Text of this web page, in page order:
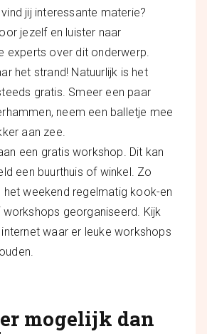
jij interessante materie?
jezelf en luister naar
experts over dit onderwerp.
het strand! Natuurlijk is het
gratis. Smeer een paar
neem een balletje mee
aan zee.
een gratis workshop. Dit kan
een buurthuis of winkel. Zo
het weekend regelmatig kook-en
georganiseerd. Kijk
waar er leuke workshops
mogelijk dan